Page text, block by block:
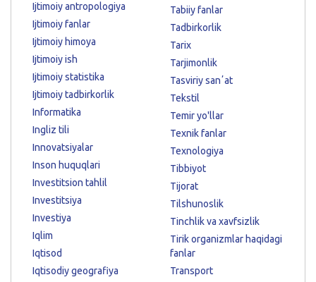
Ijtimoiy antropologiya
Ijtimoiy fanlar
Ijtimoiy himoya
Ijtimoiy ish
Ijtimoiy statistika
Ijtimoiy tadbirkorlik
Informatika
Ingliz tili
Innovatsiyalar
Inson huquqlari
Investitsion tahlil
Investitsiya
Investiya
Iqlim
Iqtisod
Iqtisodiy geografiya
Tabiiy fanlar
Tadbirkorlik
Tarix
Tarjimonlik
Tasviriy sanʼat
Tekstil
Temir yo'llar
Texnik fanlar
Texnologiya
Tibbiyot
Tijorat
Tilshunoslik
Tinchlik va xavfsizlik
Tirik organizmlar haqidagi
fanlar
Transport